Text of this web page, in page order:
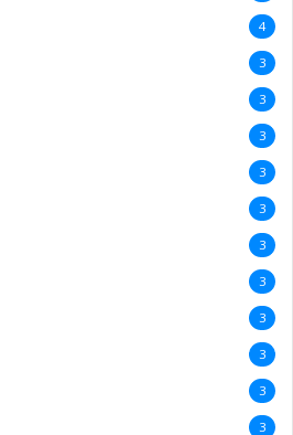
4
3
3
3
3
3
3
3
3
3
3
3